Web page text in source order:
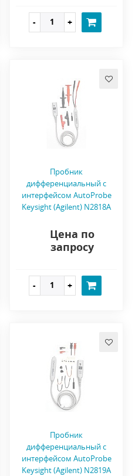
Пробник
дифференциальный с
интерфейсом AutoProbe
Keysight (Agilent) N2818A
Цена по
запросу
Пробник
дифференциальный с
интерфейсом AutoProbe
Keysight (Agilent) N2819A